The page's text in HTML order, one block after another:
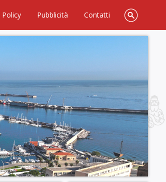
Policy Pubblicità Contatti